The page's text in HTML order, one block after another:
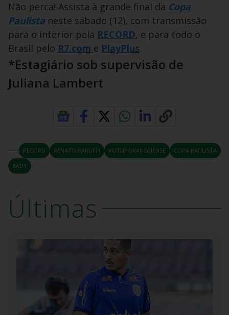
Não perca! Assista à grande final da Copa
Paulista neste sábado (12), com transmissão
para o interior pela RECORD, e para todo o
Brasil pelo R7.com e PlayPlus.
*Estagiário sob supervisão de
Juliana Lambert
RECORD RENATO BARUFFI VOTUPORANGUENSE
COPA PAULISTA
BADY
Últimas